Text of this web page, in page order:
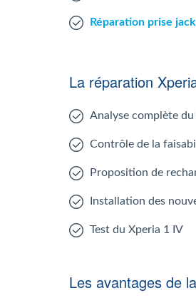
Réparation prise
La réparation
Analyse complète
Contrôle de la
Proposition de
Installation des
Test du Xperia 1 IV
Les avantages de